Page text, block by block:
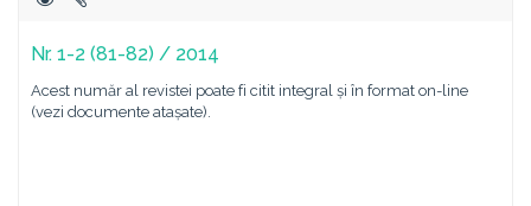
Nr. 1-2 (81-82) / 2014
Acest număr al revistei poate fi citit integral și în format on-line
(vezi documente atașate).